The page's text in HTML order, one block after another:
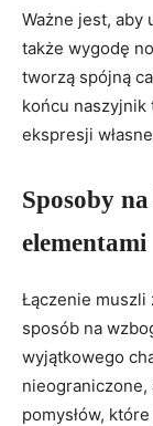
Ważne jest,
także wygodę
tworzą spójną
końcu
ekspresji
Sposoby
elementami
Łączenie muszli
sposób na
wyjątkowego
pomysłów,